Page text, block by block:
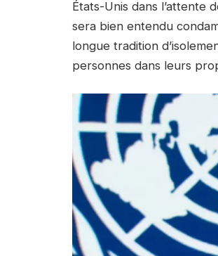
États-Unis dans l’attente
sera bien entendu
longue tradition
personnes dans leurs